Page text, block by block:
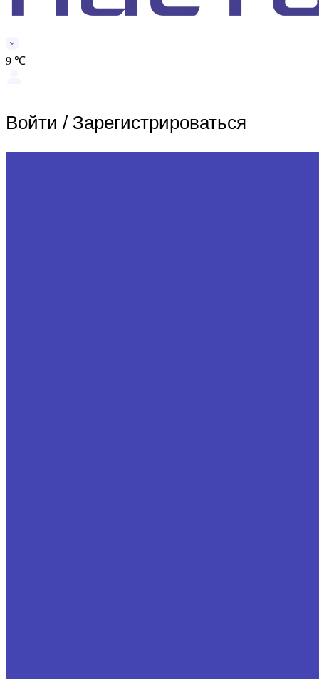
9 ℃
Войти / Зарегистрироваться